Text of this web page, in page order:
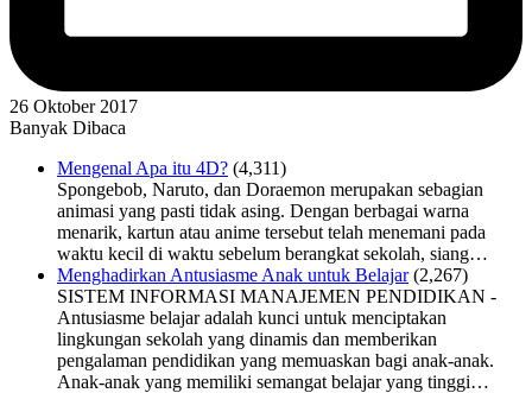
26 Oktober 2017
Banyak Dibaca
Mengenal Apa itu 4D? (4,311)
Spongebob, Naruto, dan Doraemon merupakan sebagian
animasi yang pasti tidak asing. Dengan berbagai warna
menarik, kartun atau anime tersebut telah menemani pada
waktu kecil di waktu sebelum berangkat sekolah, siang…
Menghadirkan Antusiasme Anak untuk Belajar (2,267)
SISTEM INFORMASI MANAJEMEN PENDIDIKAN -
Antusiasme belajar adalah kunci untuk menciptakan
lingkungan sekolah yang dinamis dan memberikan
pengalaman pendidikan yang memuaskan bagi anak-anak.
Anak-anak yang memiliki semangat belajar yang tinggi…